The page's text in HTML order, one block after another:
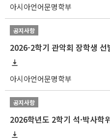
아시아언어문명학부
공지사항
2026-2학기 관악회 장학생
아시아언어문명학부
공지사항